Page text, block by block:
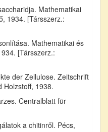
Mathematikai
1934. [Társszerz.:
Mathematikai és
[Társszerz.:
der Zellulose. Zeitschrift
Holzstoff, 1938.
Centralblatt für
a chitinről. Pécs,